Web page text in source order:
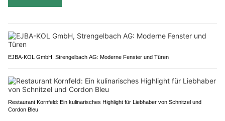
EJBA-KOL GmbH, Strengelbach AG: Moderne Fenster und Türen
Restaurant Kornfeld: Ein kulinarisches Highlight für Liebhaber von Schnitzel und
Cordon Bleu